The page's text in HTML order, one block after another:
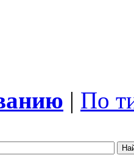
| По